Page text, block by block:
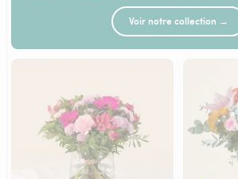
Voir notre collection →